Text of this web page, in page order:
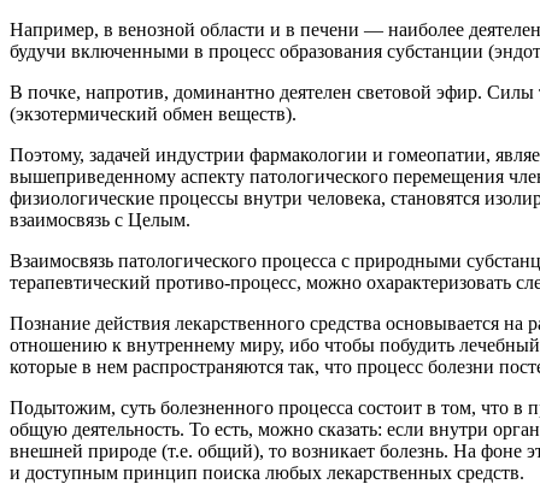
Например, в венозной области и в печени — наиболее
будучи включенными в процесс образования субстанции
В почке, напротив, доминантно деятелен световой эфир. Силы
(экзотермический обмен веществ).
Поэтому, задачей индустрии фармакологии и гомеопатии,
вышеприведенному аспекту патологического перемещения
физиологические процессы внутри человека, становятся
взаимосвязь с Целым.
Взаимосвязь патологического процесса с природными
терапевтический противо-процесс, можно охарактеризовать
Познание действия лекарственного средства основывается
отношению к внутреннему миру, ибо чтобы побудить
которые в нем распространяются так, что процесс болезни
Подытожим, суть болезненного процесса состоит в том, что в
общую деятельность. То есть, можно сказать: если внутри
внешней природе (т.е. общий), то возникает болезнь. На фоне
и доступным принцип поиска любых лекарственных средств.